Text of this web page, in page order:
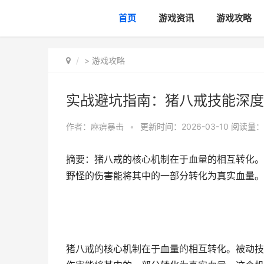
首页 游戏资讯 游戏攻略
> 游戏攻略
实战避坑指南：猪八戒技能深
作者： 麻痹暴击 • 更新时间：2026-03-10 阅读量
摘要：猪八戒的核心机制在于血量的相互转化
野怪的伤害能将其中的一部分转化为真实血量
猪八戒的核心机制在于血量的相互转化。被动